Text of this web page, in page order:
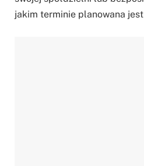
jakim terminie planowana